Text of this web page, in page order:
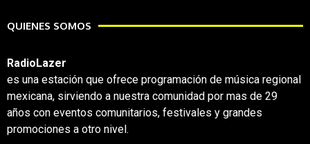
QUIENES SOMOS
RadioLazer
es una estación que ofrece programación de música regional
mexicana, sirviendo a nuestra comunidad por mas de 29
años con eventos comunitarios, festivales y grandes
promociones a otro nivel.